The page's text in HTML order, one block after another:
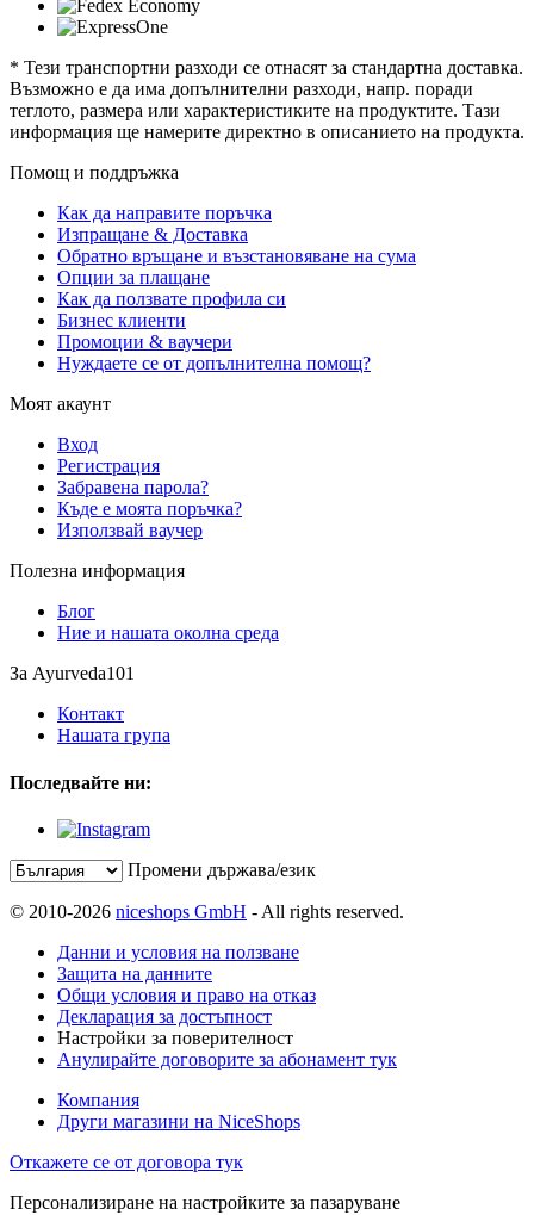
* Тези транспортни разходи се отнасят за стандартна доставка.
Възможно е да има допълнителни разходи, напр. поради
теглото, размера или характеристиките на продуктите. Тази
информация ще намерите директно в описанието на продукта.
Помощ и поддръжка
Как да направите поръчка
Изпращане & Доставка
Обратно връщане и възстановяване на сума
Опции за плащане
Как да ползвате профила си
Бизнес клиенти
Промоции & ваучери
Нуждаете се от допълнителна помощ?
Моят акаунт
Вход
Регистрация
Забравена парола?
Къде е моята поръчка?
Използвай ваучер
Полезна информация
Блог
Ние и нашата околна среда
За Ayurveda101
Контакт
Нашата група
Последвайте ни:
Промени държава/език
© 2010-2026 niceshops GmbH - All rights reserved.
Данни и условия на ползване
Защита на данните
Общи условия и право на отказ
Декларация за достъпност
Настройки за поверителност
Анулирайте договорите за абонамент тук
Компания
Други магазини на NiceShops
Откажете се от договора тук
Персонализиране на настройките за пазаруване